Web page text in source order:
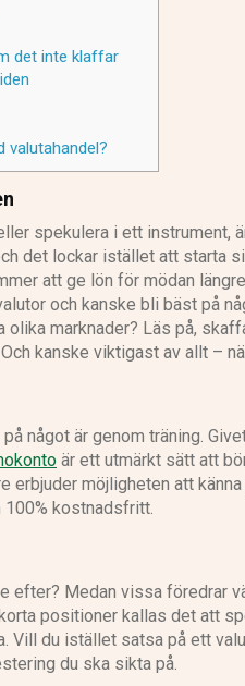
det inte klaffar
valutahandel?
spekulera i ett instrument,
det lockar istället att starta
att ge lön för mödan
och kanske bli bäst på
olika marknader? Läs på,
kanske viktigast av allt –
något är genom träning.
är ett utmärkt sätt att
erbjuder möjligheten att
kostnadsfritt.
efter? Medan vissa föredrar
positioner kallas det att
Vill du istället satsa på ett
du ska sikta på.